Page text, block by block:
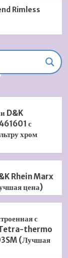
Rimless
Briana SX-
D&K
с
хром
Rhein Marx
цена)
с
Tetra-thermo
(Лучшая